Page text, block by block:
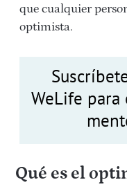
que cualquier
optimista.
WeLife para
Qué es el